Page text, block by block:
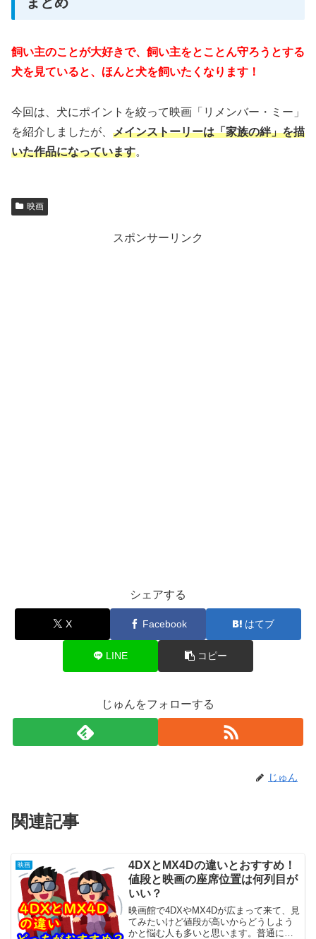
飼い主のことが大好きで、飼い主をとことん守ろうとする
犬を見ていると、ほんと犬を飼いたくなります！
今回は、犬にポイントを絞って映画「リメンバー・ミー」
を紹介しましたが、 メインストーリーは「家族の絆」を描
いた作品になっています。
映画
スポンサーリンク
シェアする
X Facebook はてブ
LINE コピー
じゅんをフォローする
じゅん
関連記事
映画
4DXとMX4Dの違いとおすすめ！
値段と映画の座席位置は何列目が
いい？
映画館で4DXやMX4Dが広まって来て、見
てみたいけど値段が高いからどうしよう
かと悩む人も多いと思います。普通に値